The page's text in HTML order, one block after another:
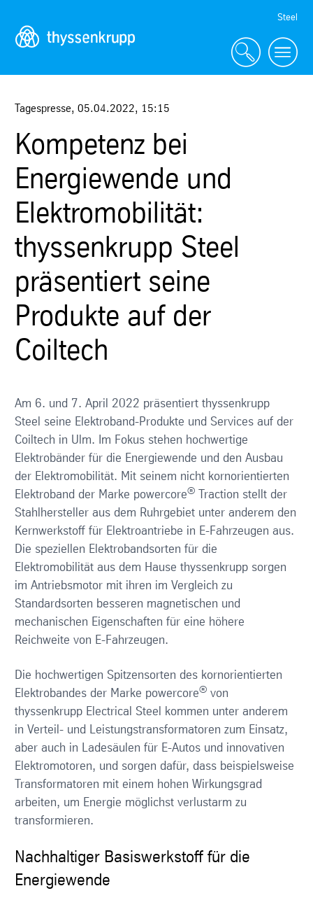
Navigation
Steel
Tagespresse, 05.04.2022, 15:15
Kompetenz bei
Energiewende und
Elektromobilität:
thyssenkrupp Steel
präsentiert seine
Produkte auf der
Coiltech
Am 6. und 7. April 2022 präsentiert thyssenkrupp
Steel seine Elektroband-Produkte und Services auf der
Coiltech in Ulm. Im Fokus stehen hochwertige
Elektrobänder für die Energiewende und den Ausbau
der Elektromobilität. Mit seinem nicht kornorientierten
Elektroband der Marke powercore®Traction stellt der
Stahlhersteller aus dem Ruhrgebiet unter anderem den
Kernwerkstoff für Elektroantriebe in E-Fahrzeugen aus.
Die speziellen Elektrobandsorten für die
Elektromobilität aus dem Hause thyssenkrupp sorgen
im Antriebsmotor mit ihren im Vergleich zu
Standardsorten besseren magnetischen und
mechanischen Eigenschaften für eine höhere
Reichweite von E-Fahrzeugen.
Die hochwertigen Spitzensorten des kornorientierten
Elektrobandes der Marke powercore®von
thyssenkrupp Electrical Steel kommen unter anderem
in Verteil- und Leistungstransformatoren zum Einsatz,
aber auch in Ladesäulen für E-Autos und innovativen
Elektromotoren, und sorgen dafür, dass beispielsweise
Transformatoren mit einem hohen Wirkungsgrad
arbeiten, um Energie möglichst verlustarm zu
transformieren.
Nachhaltiger Basiswerkstoff für die
Energiewende